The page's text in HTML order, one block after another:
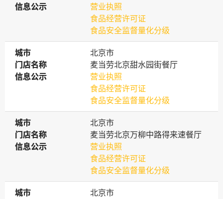
信息公示
信息公示
营业执照
食品经营许可证
食品安全监督量化分级
城市
城市
北京市
门店名称
门店名称
麦当劳北京甜水园街餐厅
信息公示
信息公示
营业执照
食品经营许可证
食品安全监督量化分级
城市
城市
北京市
门店名称
门店名称
麦当劳北京万柳中路得来速餐厅
信息公示
信息公示
营业执照
食品经营许可证
食品安全监督量化分级
城市
城市
北京市